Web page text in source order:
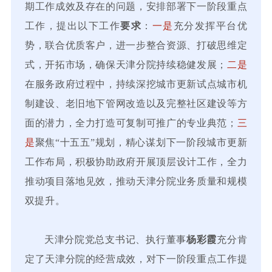
期工作成效及存在的问题，安排部署下一阶段重点
工作，提出以下工作要求 ： 一是 充分发挥平台优
势，联合优质客户，进一步整合资源、打破思维定
式，开拓市场，确保天津分院持续稳健发展； 二是
在服务政府过程中，持续深挖城市更新试点城市机
制建设、老旧地下管网改造以及完整社区建设等方
面的潜力，全力打造可复制可推广的专业典范； 三
是聚焦“十五五”规划，精心谋划下一阶段城市更新
工作布局，积极协助政府开展顶层设计工作，全力
推动项目落地见效，推动天津分院业务质量和规模
双提升。
天津分院党总支书记、执行董事杨彩霞充分肯
定了天津分院的经营成效，对下一阶段重点工作提